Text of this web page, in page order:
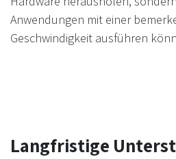
Anwendungen mit einer
Geschwindigkeit ausführen
Langfristige